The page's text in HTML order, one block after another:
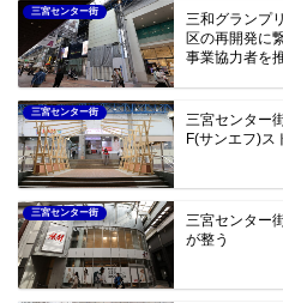
三宮センター街
三和グランプ
区の再開発に
事業協力者を
三宮センター街
三宮センター
F(サンエフ)ス
三宮センター街
三宮センター
が整う